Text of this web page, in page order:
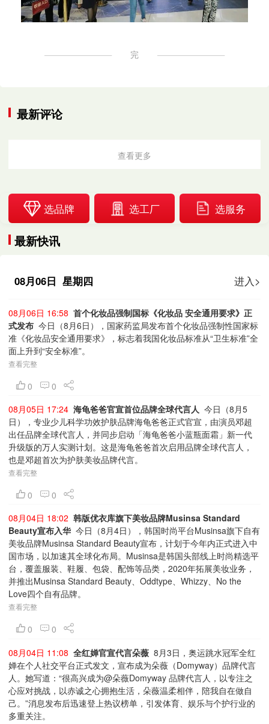
完
最新评论
查看更多
选品牌 选工厂 选服务
最新快讯
08月06日 星期四 进入>
08月06日 16:58首个化妆品强制国标《化妆品 安全通用要求》正
式发布今日（8月6日），国家药监局发布首个化妆品强制性国家标
准《化妆品安全通用要求》，标志着我国化妆品标准从“卫生标准”全
面上升到“安全标准”。
查看完整
0
0
08月05日 17:24海龟爸爸官宣首位品牌全球代言人今日（8月5
日），专业少儿科学功效护肤品牌海龟爸爸正式官宣，由演员邓超
出任品牌全球代言人，并同步启动「海龟爸爸小蓝瓶面霜」新一代
升级版的万人实测计划。这是海龟爸爸首次启用品牌全球代言人，
也是邓超首次为护肤美妆品牌代言。
查看完整
0
0
08月04日 18:02韩版优衣库旗下美妆品牌Musinsa Standard
Beauty宣布入华今日（8月4日），韩国时尚平台Musinsa旗下自有
美妆品牌Musinsa Standard Beauty宣布，计划于今年内正式进入中
国市场，以加速其全球化布局。Musinsa是韩国头部线上时尚精选平
台，覆盖服装、鞋履、包袋、配饰等品类，2020年拓展美妆业务，
并推出Musinsa Standard Beauty、Oddtype、Whizzy、No the
Love四个自有品牌。
查看完整
0
0
08月04日 11:08全红婵官宣代言朵薇8月3日，奥运跳水冠军全红
婵在个人社交平台正式发文，宣布成为朵薇（Domyway）品牌代言
人。她写道：“很高兴成为@朵薇Domyway 品牌代言人，以专注之
心应对挑战，以赤诚之心拥抱生活，朵薇温柔相伴，陪我自在做自
己。”消息发布后迅速登上热议榜单，引发体育、娱乐与个护行业的
多重关注。